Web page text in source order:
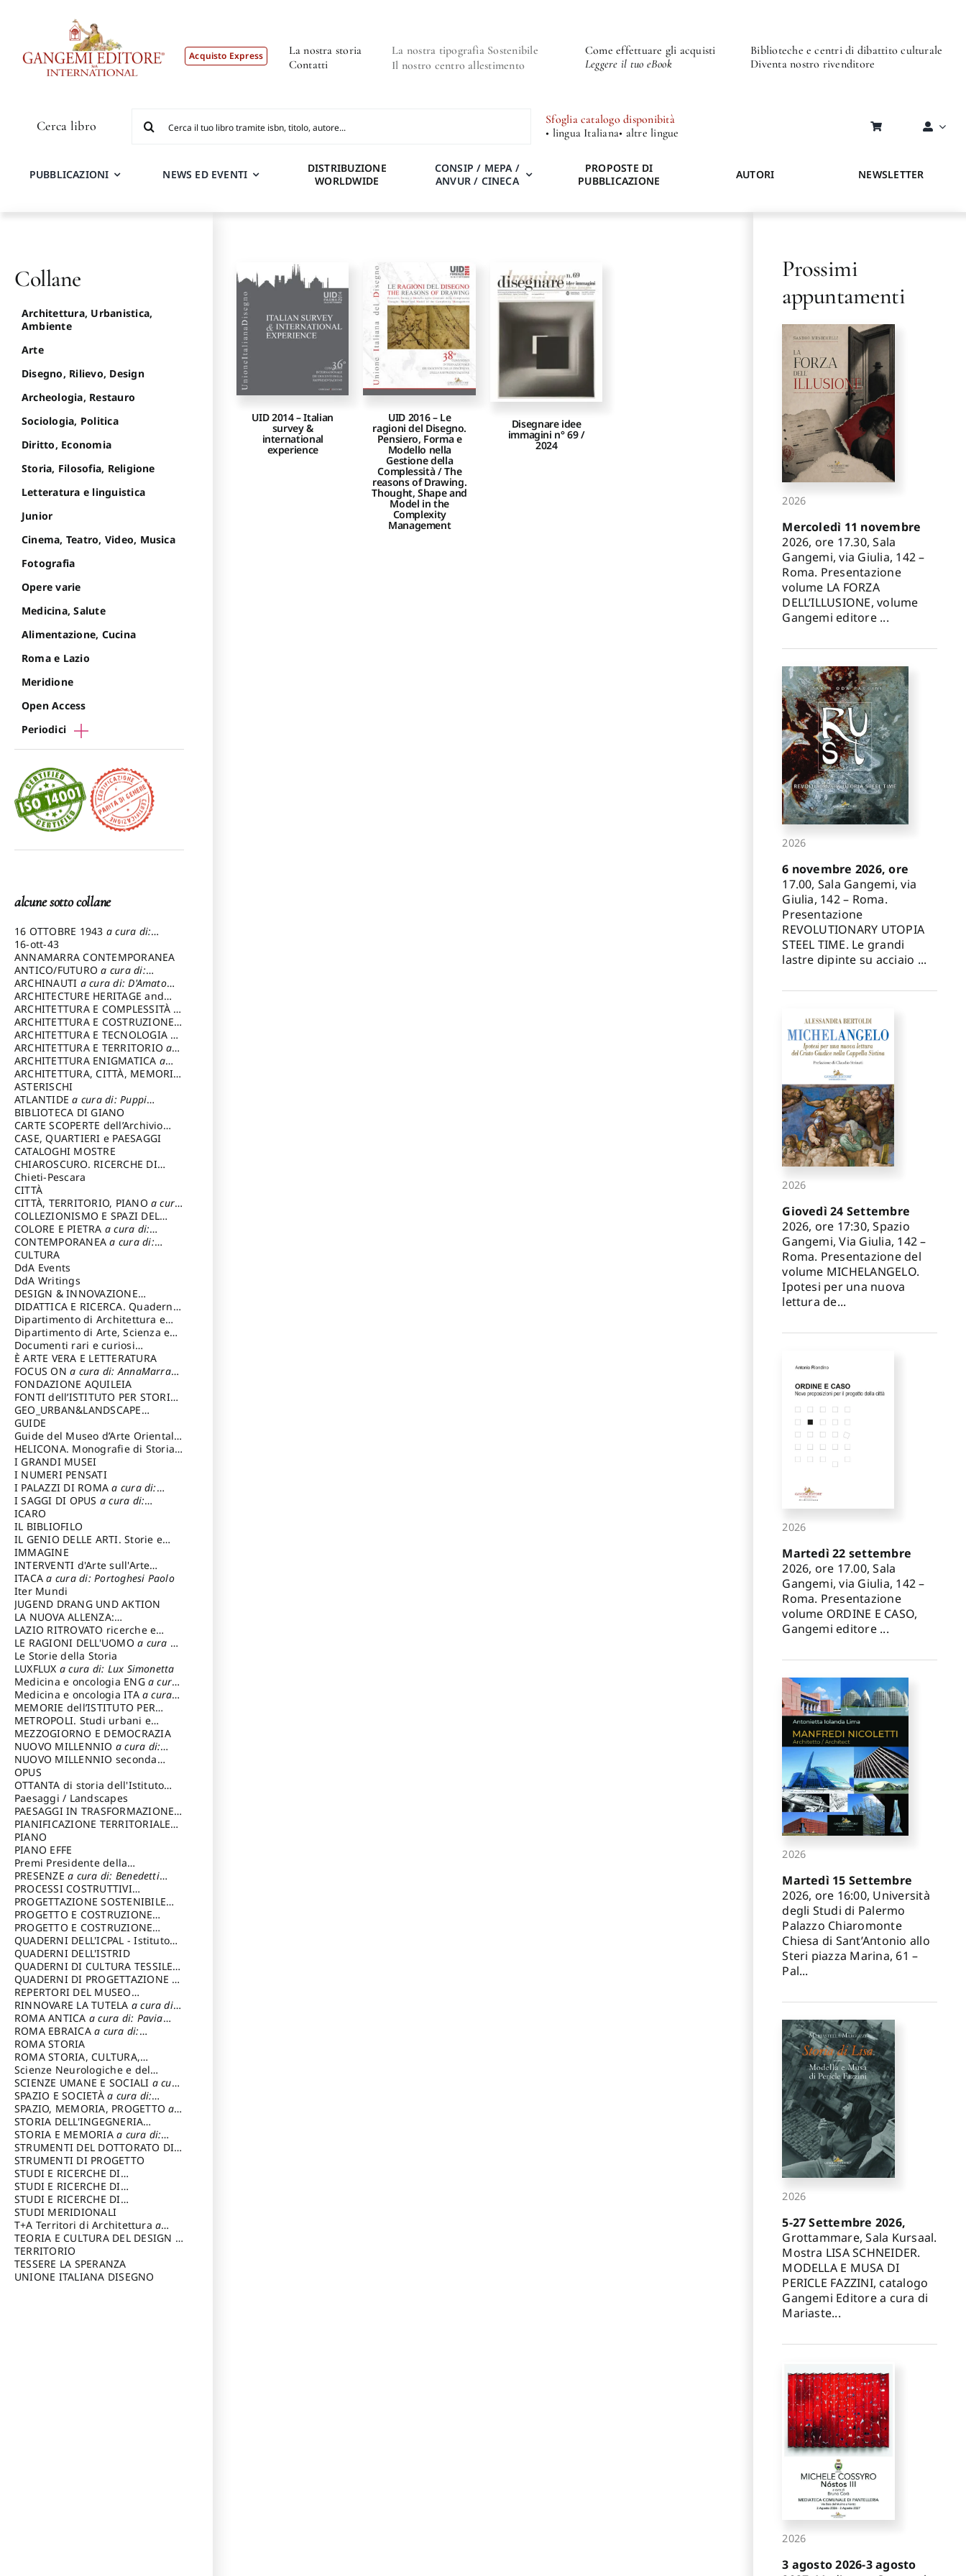
Acquisto Express
La nostra storia
Contatti
La nostra tipografia Sostenibile
Il nostro centro allestimento
Come effettuare gli acquisti
Leggere il tuo eBook
Biblioteche e centri di dibattito culturale
Diventa nostro rivenditore
Cerca libro
per:
Sfoglia catalogo disponibità
• lingua Italiana• altre lingue
PUBBLICAZIONI NEWS ED EVENTI
DISTRIBUZIONE
WORLDWIDE
CONSIP / MEPA /
ANVUR / CINECA
PROPOSTE DI
PUBBLICAZIONE
AUTORI NEWSLETTER
UID 2014 – Italian
survey &
international
experience
UID 2016 – Le
ragioni del Disegno.
Pensiero, Forma e
Modello nella
Gestione della
Complessità / The
reasons of Drawing.
Thought, Shape and
Model in the
Complexity
Management
Disegnare idee
immagini n° 69 /
2024
Collane
Architettura, Urbanistica,
Ambiente
Arte
Disegno, Rilievo, Design
Archeologia, Restauro
Sociologia, Politica
Diritto, Economia
Storia, Filosofia, Religione
Letteratura e linguistica
Junior
Cinema, Teatro, Video, Musica
Fotografia
Opere varie
Medicina, Salute
Alimentazione, Cucina
Roma e Lazio
Meridione
Open Access
Periodici
alcune sotto collane
16 OTTOBRE 1943 a cura di:
Pezzetti Marcello
16-ott-43
ANNAMARRA CONTEMPORANEA
ANTICO/FUTUROa cura di:
Varagnoli Claudio
ARCHINAUTI a cura di: D'Amato
Claudio
ARCHITECTURE HERITAGE and
DESIGN
ARCHITETTURA E COMPLESSITÀ a
cura di: Piva Antonio
ARCHITETTURA E COSTRUZIONEa
cura di: Poretti Sergio
ARCHITETTURA E TECNOLOGIA a
cura di: Carrara Gianfranco
ARCHITETTURA E TERRITORIOa
cura di: Pietrogrande Enrico
ARCHITETTURA ENIGMATICA a
cura di: Lenci Ruggero
ARCHITETTURA, CITTÀ, MEMORIA
a cura di: Valeriani Enrico
ASTERISCHI
ATLANTIDEa cura di: Puppi
Lionello
BIBLIOTECA DI GIANO
CARTE SCOPERTE dell’Archivio
Storico Capitolino
CASE, QUARTIERI e PAESAGGI
CATALOGHI MOSTRE
CHIAROSCURO. RICERCHE DI
STORIA E STORIA DELL'ARTE
cura di: Di Carpegna Falconieri
Tommaso
Chieti-Pescara
CITTÀ
CITTÀ, TERRITORIO, PIANO a cura
di: Imbesi Giuseppe
COLLEZIONISMO E SPAZI DEL
COLLEZIONISMO a cura di:
Magnani Lauro
COLORE E PIETRA a cura di:
Selvaggi Giuseppe
CONTEMPORANEAa cura di:
Gubinelli Luna
CULTURA
DdA Events
DdA Writings
DESIGN & INNOVAZIONE
TECNOLOGICAa cura di: Vallicelli
Andrea
DIDATTICA E RICERCA. Quaderni
della Scuola
Dipartimento di Architettura e
Analisi della Città Mediterranea
Dipartimento di Arte, Scienza e
Tecnica del Costuire
Documenti rari e curiosi
dall'Archivio Segreto
È ARTE VERA E LETTERATURA
FOCUS ONa cura di: AnnaMarra
Contemporanea
FONDAZIONE AQUILEIA
FONTI dell’ISTITUTO PER STORIA
DEL RISORGIMENTO
GEO_URBAN&LANDSCAPE
PLANNING (GULP)
Trusiani Elio
GUIDE
Guide del Museo d’Arte Orientale
“Giuseppe Tucci”
HELICONA. Monografie di Storia
dell'Artea cura di: Gallo Marco
I GRANDI MUSEI
I NUMERI PENSATI
I PALAZZI DI ROMAa cura di:
Ippoliti Alessandro
I SAGGI DI OPUS a cura di:
Scalesse Tommaso
ICARO
IL BIBLIOFILO
IL GENIO DELLE ARTI. Storie e
interpretazione
IMMAGINE
INTERVENTI d'Arte sull'Arte
dedicata alla cultura della
conservazione d’arte
Fondazione Paola Droghetti onlus
ITACAa cura di: Portoghesi Paolo
Iter Mundi
JUGEND DRANG UND AKTION
LA NUOVA ALLENZA:
ARCHITETTURA & AMBIENTE
LAZIO RITROVATO ricerche e
restauri
LE RAGIONI DELL'UOMOa cura di:
Lombardi Satriani Luigi
Le Storie della Storia
LUXFLUX a cura di: Lux Simonetta
Medicina e oncologia ENG a cura
di: Lopez Massimo
Medicina e oncologia ITA a cura
di: Lopez Massimo
MEMORIE dell’ISTITUTO PER
STORIA DEL RISORGIMENTO
METROPOLI. Studi urbani e
regionali
MEZZOGIORNO E DEMOCRAZIA
NUOVO MILLENNIO a cura di:
Capaldo Pellegrino
NUOVO MILLENNIO seconda
serie
Francesco
OPUS
OTTANTA di storia dell'Istituto
storia dell’Istitutoa cura di:
Cavalieri Patrizia
Paesaggi / Landscapes
PAESAGGI IN TRASFORMAZIONEa
cura di: Corti Enrico A.
PIANIFICAZIONE TERRITORIALE
URBANISTICA ED AMBIENTALE
cura di: Costa Enrico
PIANO
PIANO EFFE
Premi Presidente della
Repubblica
PRESENZEa cura di: Benedetti
Sandro
PROCESSI COSTRUTTIVI
DELL'ARCHITETTURAa cura di:
Ippoliti Alessandro
PROGETTAZIONE SOSTENIBILE
PARTECIPATA
PROGETTO E COSTRUZIONE
DELL’ARCHITETTURA
PROGETTO E COSTRUZIONE
SOSTENIBILE
QUADERNI DELL'ICPAL - Istituto
centrale per il restauro e la
conservazione del patrimonio
archivistico e librario
QUADERNI DELL'ISTRID
QUADERNI DI CULTURA TESSILEa
cura di: Crispolti Livia
QUADERNI DI PROGETTAZIONE a
cura di: Giura Longo Tommaso
REPERTORI DEL MUSEO
CENTRALE DEL RISORGIMENTOa
cura di: Pizzo Marco
RINNOVARE LA TUTELA a cura di:
Cicalò Enrico
ROMA ANTICA a cura di: Pavia
Carlo
ROMA EBRAICAa cura di:
Procaccia Claudio
ROMA STORIA
ROMA STORIA, CULTURA,
IMMAGINEa cura di: Fagiolo
Marcello
Scienze Neurologiche e del
Comportamento
SCIENZE UMANE E SOCIALI a cura
di: Iannizzi Salvatore
SPAZIO E SOCIETÀa cura di:
Cassetti Roberto
SPAZIO, MEMORIA, PROGETTOa
cura di: Rossi Massimo
STORIA DELL'INGEGNERIA
STRUTTURALE IN ITALIAa cura di:
Poretti Sergio
STORIA E MEMORIAa cura di:
Rossi Lauro
STRUMENTI DEL DOTTORATO DI
RICERCA IN RILIEVO E
RAPPRESENTAZIONE
DELL’ARCHITETTURA E
DELL’AMBIENTEa cura di: Migliari
Riccardo
STRUMENTI DI PROGETTO
STUDI E RICERCHE DI
ARCHEOLOGIA IN SICILIA
di: Pelagatti Paola
STUDI E RICERCHE DI
ARCHITETTURA del Dipartimento
di Architettura Università degli
Studi G. d' Annunzio
STUDI E RICERCHE DI
ARCHITETTURA del Dipartimento
di Architettura Università degli
Studi G. d' Annunzio, Chieti-
Pescaraa cura di: Fusero Paolo
STUDI MERIDIONALI
T+A Territori di Architetturaa
cura di: Ramazzotti Luigi
TEORIA E CULTURA DEL DESIGN a
cura di: Furlanis Giuseppe
TERRITORIO
TESSERE LA SPERANZA
UNIONE ITALIANA DISEGNO
Prossimi
appuntamenti
2026
Mercoledì 11 novembre
2026, ore 17.30, Sala
Gangemi, via Giulia, 142 –
Roma. Presentazione
volume LA FORZA
DELL’ILLUSIONE, volume
Gangemi editore ...
2026
6 novembre 2026, ore
17.00, Sala Gangemi, via
Giulia, 142 – Roma.
Presentazione
REVOLUTIONARY UTOPIA
STEEL TIME. Le grandi
lastre dipinte su acciaio ...
2026
Giovedì 24 Settembre
2026, ore 17:30, Spazio
Gangemi, Via Giulia, 142 –
Roma. Presentazione del
volume MICHELANGELO.
Ipotesi per una nuova
lettura de...
2026
Martedì 22 settembre
2026, ore 17.00, Sala
Gangemi, via Giulia, 142 –
Roma. Presentazione
volume ORDINE E CASO,
Gangemi editore ...
2026
Martedì 15 Settembre
2026, ore 16:00, Università
degli Studi di Palermo
Palazzo Chiaromonte
Chiesa di Sant’Antonio allo
Steri piazza Marina, 61 –
Pal...
2026
5-27 Settembre 2026,
Grottammare, Sala Kursaal.
Mostra LISA SCHNEIDER.
MODELLA E MUSA DI
PERICLE FAZZINI, catalogo
Gangemi Editore a cura di
Mariaste...
2026
3 agosto 2026-3 agosto